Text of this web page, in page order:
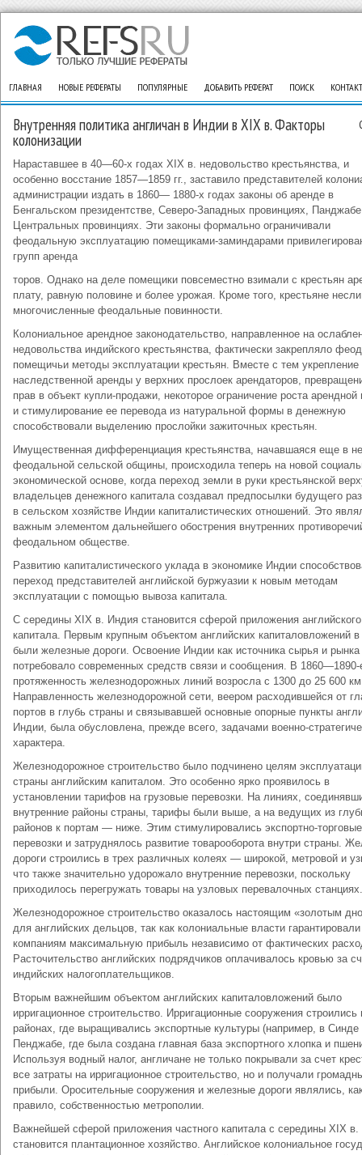
ГЛАВНАЯ НОВЫЕ РЕФЕРАТЫ ПОПУЛЯРНЫЕ ДОБАВИТЬ РЕФЕРАТ ПОИСК
Внутренняя политика англичан в Индии в XIX в. Факторы
колонизации
Нараставшее в 40—60-х годах XIX в. недовольство крестьянства, и
особенно восстание 1857—1859 гг., заставило представителей
администрации издать в 1860— 1880-х годах законы об аренде в
Бенгальском президентстве, Северо-Западных провинциях,
Центральных провинциях. Эти законы формально ограничивали
феодальную эксплуатацию помещиками-заминдарами
групп аренда
торов. Однако на деле помещики повсеместно взимали с крестьян
плату, равную половине и более урожая. Кроме того, крестьяне несли
многочисленные феодальные повинности.
Колониальное арендное законодательство, направленное на
недовольства индийского крестьянства, фактически закрепляло
помещичьи методы эксплуатации крестьян. Вместе с тем укрепление
наследственной аренды у верхних прослоек арендаторов,
прав в объект купли-продажи, некоторое ограничение роста арендной
и стимулирование ее перевода из натуральной формы в денежную
способствовали выделению прослойки зажиточных крестьян.
Имущественная дифференциация крестьянства, начавшаяся еще в
феодальной сельской общины, происходила теперь на новой
экономической основе, когда переход земли в руки крестьянской
владельцев денежного капитала создавал предпосылки будущего
в сельском хозяйстве Индии капиталистических отношений. Это
важным элементом дальнейшего обострения внутренних
феодальном обществе.
Развитию капиталистического уклада в экономике Индии
переход представителей английской буржуазии к новым методам
эксплуатации с помощью вывоза капитала.
С середины XIX в. Индия становится сферой приложения английского
капитала. Первым крупным объектом английских капиталовложений
были железные дороги. Освоение Индии как источника сырья и
потребовало современных средств связи и сообщения. В 1860—1890-
протяженность железнодорожных линий возросла с 1300 до 25 600
Направленность железнодорожной сети, веером расходившейся от
портов в глубь страны и связывавшей основные опорные пункты
Индии, была обусловлена, прежде всего, задачами военно-
характера.
Железнодорожное строительство было подчинено целям
страны английским капиталом. Это особенно ярко проявилось в
установлении тарифов на грузовые перевозки. На линиях,
внутренние районы страны, тарифы были выше, а на ведущих из
районов к портам — ниже. Этим стимулировались экспортно-торговые
перевозки и затруднялось развитие товарооборота внутри страны.
дороги строились в трех различных колеях — широкой, метровой и
что также значительно удорожало внутренние перевозки, поскольку
приходилось перегружать товары на узловых перевалочных станциях.
Железнодорожное строительство оказалось настоящим «золотым
для английских дельцов, так как колониальные власти гарантировали
компаниям максимальную прибыль независимо от фактических
Расточительство английских подрядчиков оплачивалось кровью за
индийских налогоплательщиков.
Вторым важнейшим объектом английских капиталовложений было
ирригационное строительство. Ирригационные сооружения строились
районах, где выращивались экспортные культуры (например, в Синде
Пенджабе, где была создана главная база экспортного хлопка и
Используя водный налог, англичане не только покрывали за счет
все затраты на ирригационное строительство, но и получали
прибыли. Оросительные сооружения и железные дороги являлись,
правило, собственностью метрополии.
Важнейшей сферой приложения частного капитала с середины XIX в.
становится плантационное хозяйство. Английское колониальное